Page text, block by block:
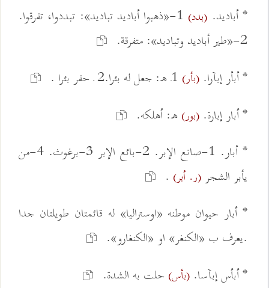
* أباديد. (بدد) 1-«ذهبوا أباديد تباديد»: تبددوا، تفرقوا.
2-«طير أباديد وتباديد»: متفرقة.
* أبأر إبآرا. (بأر)
* أبار إبارة. (بور)ه: أهلكه.
* أبار. 1-صانع الإبر. 2-بائع الإبر 3-برغوث. 4-من
يأبر الشجر(ر. أبر) .
* أبار حيوان موطنه «اوستراليا» له قائمتان طويلتان جدا
.يعرف ب «الكنغر» او «الكنغارو».
* أبأس إبآسا. (بأس)حلت به الشدة.